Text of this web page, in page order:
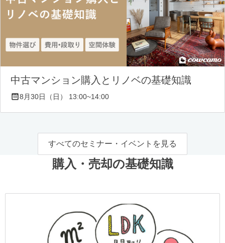
中古マンション購入とリノベの基礎知識
8月30日（日） 13:00~14:00
すべてのセミナー・イベントを見る
購入・売却の基礎知識